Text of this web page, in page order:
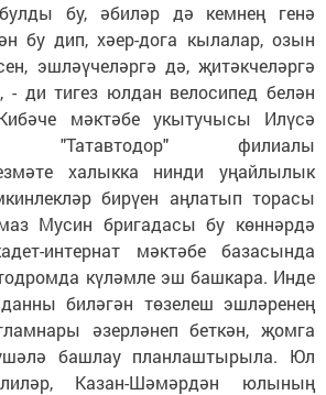
бу, әбиләр дә кемнең генә
бу дип, хәер-дога кылалар, озын
эшләүчеләргә дә, җитәкчеләргә
- ди тигез юлдан велосипед белән
мәктәбе укытучысы Илүсә
"Татавтодор" филиалы
халыкка нинди уңайлылык
бирүен аңлатып торасы
Мусин бригадасы бу көннәрдә
интернат мәктәбе базасында
күләмле эш башкара. Инде
биләгән төзелеш эшләренең
әзер­ләнеп беткән, җомга
башлау планлаштырыла. Юл
Казан-Шәмәрдән юлының